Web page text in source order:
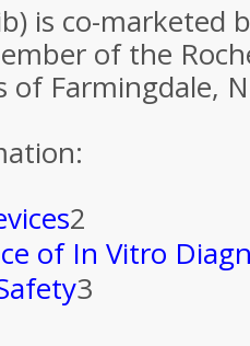
is co-marketed
of the
of Farmingdale,
2
of In Vitro
3